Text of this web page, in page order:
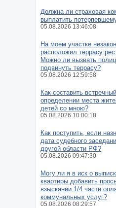
Должна ли страховая
выплатить
05.08.2026 13:46:08
На моем участке
расположил террасу
Можно ли вызвать
подвинуть террасу?
05.08.2026 12:59:58
Как составить
определении места
детей со мною?
05.08.2026 10:00:18
Как поступить, если
дата судебного
другой области РФ?
05.08.2026 09:47:30
Могу ли я в иск о
квартиры добавить
взыскании 1/4 части
коммунальных услуг?
05.08.2026 08:29:57